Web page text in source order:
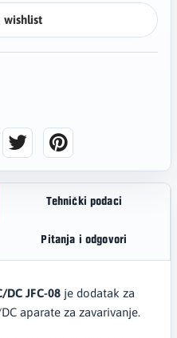
wishlist
Tehnički podaci
Pitanja i odgovori
DC JFC-08je dodatak za
aparate za zavarivanje.